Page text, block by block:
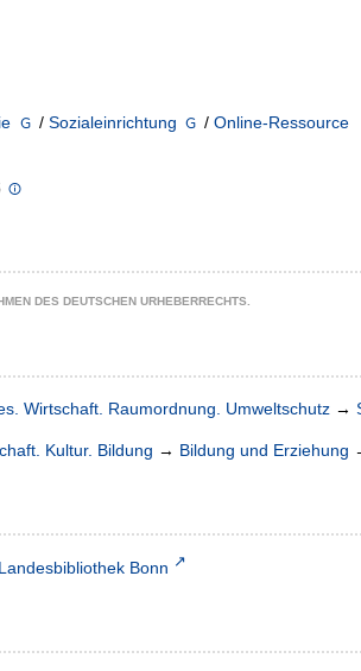
/ Sozialeinrichtung / Online-Ressource
DES DEUTSCHEN URHEBERRECHTS.
Wirtschaft. Raumordnung. Umweltschutz →
Kultur. Bildung → Bildung und Erziehung
Bonn